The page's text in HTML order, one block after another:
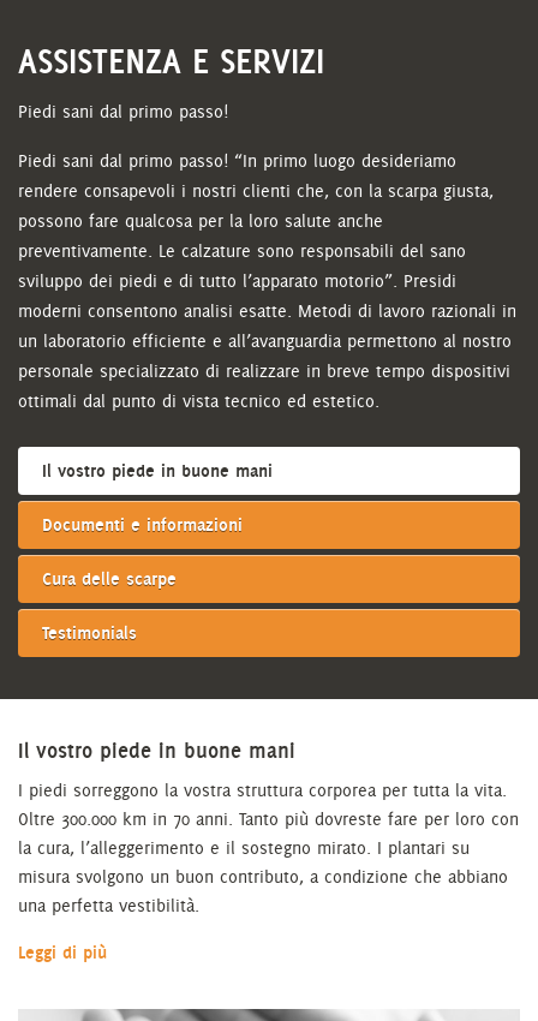
ASSISTENZA E SERVIZI
Piedi sani dal primo passo!
Piedi sani dal primo passo! “In primo luogo desideriamo
rendere consapevoli i nostri clienti che, con la scarpa giusta,
possono fare qualcosa per la loro salute anche
preventivamente. Le calzature sono responsabili del sano
sviluppo dei piedi e di tutto l’apparato motorio”. Presidi
moderni consentono analisi esatte. Metodi di lavoro razionali in
un laboratorio efficiente e all’avanguardia permettono al nostro
personale specializzato di realizzare in breve tempo dispositivi
ottimali dal punto di vista tecnico ed estetico.
Il vostro piede in buone mani
Documenti e informazioni
Cura delle scarpe
Testimonials
Il vostro piede in buone mani
I piedi sorreggono la vostra struttura corporea per tutta la vita.
Oltre 300.000 km in 70 anni. Tanto più dovreste fare per loro con
la cura, l’alleggerimento e il sostegno mirato. I plantari su
misura svolgono un buon contributo, a condizione che abbiano
una perfetta vestibilità.
Leggi di più